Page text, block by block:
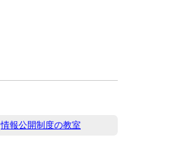
情報公開制度の教室